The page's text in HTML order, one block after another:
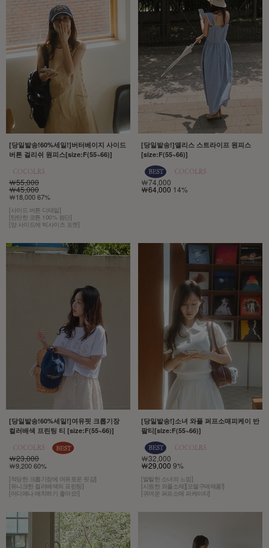
[당일발송!60%세일!]버터베이지 사이드
버튼 걸리쉬 원피스[size:F(55~66)]
￦55,000
￦45,000
￦18,000 67%
[사이드 버튼 디테일]
[탄탄한 코튼 100% 원단]
[양 사이드에 빅사이즈 포켓]
[당일발송!]앨리스 스트라이프 원피스
[size:F(55~66)]
￦74,000
￦64,000 14%
[당일발송!60%세일!]여유핏 크롭기장
컬러배색 프린팅 티 [size:F(55~66)]
￦23,000
￦9,200 60%
[적당한 크롭기장에 여유로운 핏감]
[유니크한 컬러배색의 프린팅]
[어디에나 매치하기 좋아요!]
[당일발송!]소녀 와플 퍼프소매피케이 반
팔티[size:F(55~66)]
￦32,000
￦29,000 9%
[발랄한 소녀의 느낌]
[시원한 와플소재][모델구매제품!]
[귀여운 퍼프소매 피케이티]